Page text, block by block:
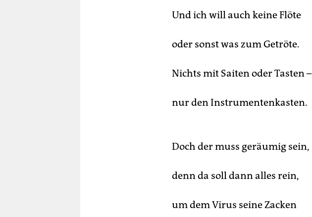
Und ich will auch keine Flöte
oder sonst was zum Getröte.
Nichts mit Saiten oder Tasten –
nur den Instrumentenkasten.
Doch der muss geräumig sein,
denn da soll dann alles rein,
um dem Virus seine Zacken